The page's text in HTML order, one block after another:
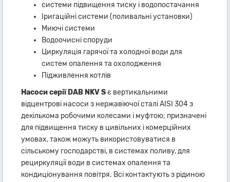
системи підвищення тиску і водопостачання
Іригаційні системи (поливальні установки)
Миючі системи
Водоочисні споруди
Циркуляція гарячої та холодної води для
систем опалення та охолодження
Підживлення котлів
Насоси серії DAB NKV Sє вертикальними
відцентрові насоси з нержавіючої сталі AISI 304 з
декількома робочими колесами і муфтою; призначені
для підвищення тиску в цивільних і комерційних
умовах, також можуть використовуватися в
сільському господарстві, в системах поливу, для
рециркуляції води в системах опалення та
кондиціонування повітря. Всі контактують з рідиною